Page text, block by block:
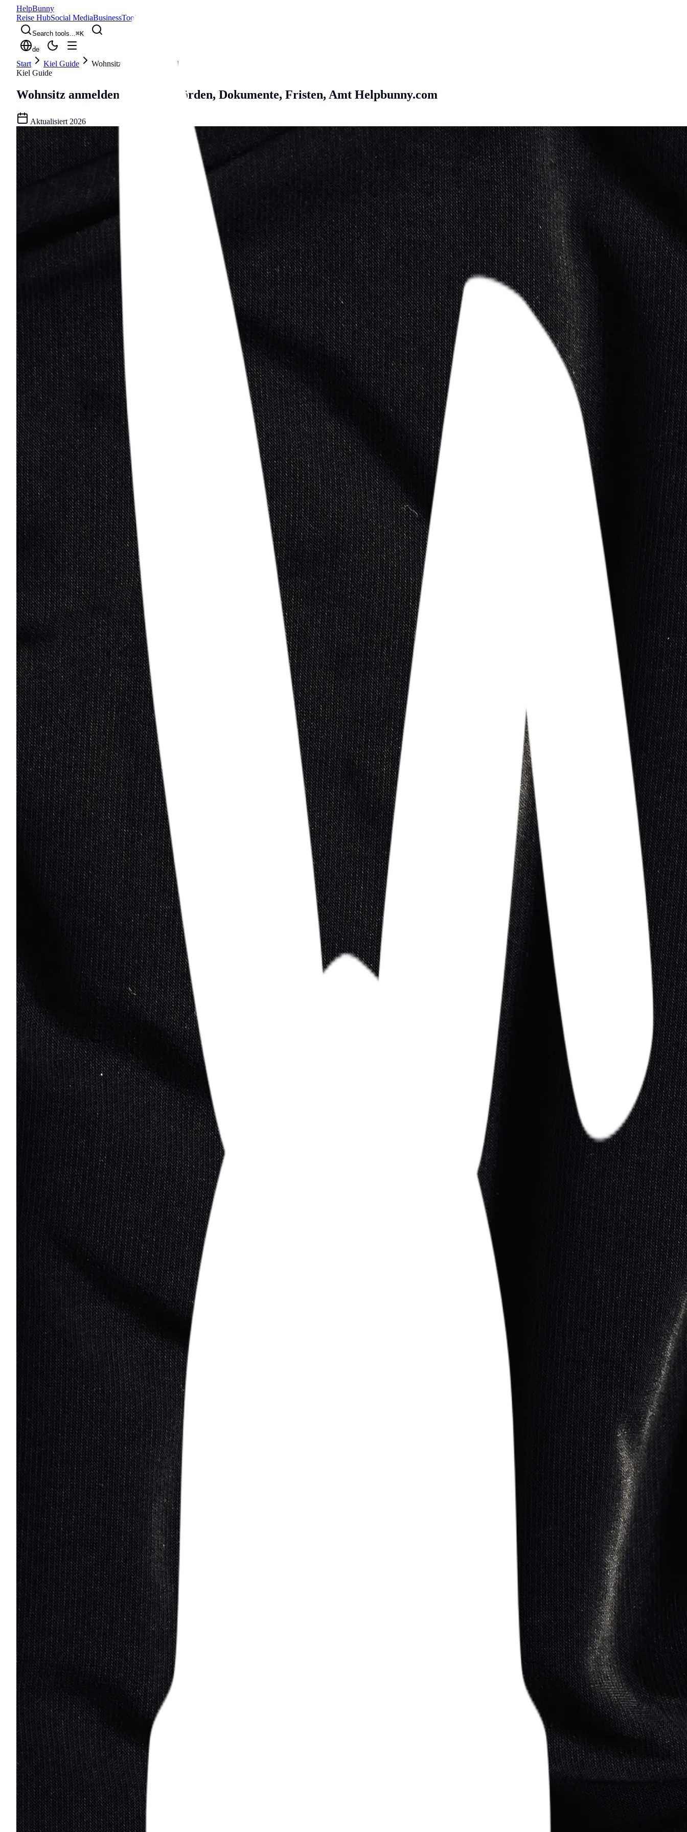
HelpBunny
Reise HubSocial MediaBusinessTools
Search tools...⌘K
de
Start Kiel Guide
Wohnsitz anmelden in Kiel
Kiel Guide
Wohnsitz anmelden in Kiel Behörden, Dokumente, Fristen, Amt Helpbunny.com
Aktualisiert 2026